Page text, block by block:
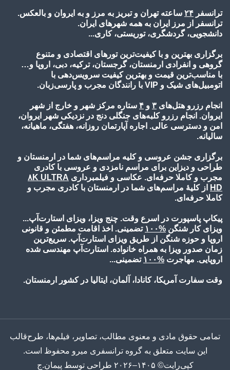
ترانسفر ۲۴ ساعته تهران و تبریز به مرز و به ایروان و بالعکس.
ترانسفر از مرز ایران به همه شهرهای ایران.
دانشجویی، گردشگری، توریستی، کاری...
برگزاری بهترین و با کیفیت‌ترین تورهای اقتصادی و متنوع
گروهی و انفرادی ارمنستان، گرجستان، ترکیه، دبی، اروپا و…
با مناسب‌ترین قیمت و بهترین کیفیت سرویس‌دهی با
اتومبیل‌های شیک و VIP با رانندگان مجرب و پارسی‌زبان.
انجام رزرو هتل‌های ۳ و ۴ ستاره مرکز شهر و خارج از شهر
ایروان. انجام رزرو کلبه‌های جنگلی دنج در نزدیکی شهر ایروان،
امن و دسترسی عالی. اجاره آپارتمان روزانه، هفتگی، ماهیانه،
سالیانه.
برگزاری جشن عروسی و کلیه مراسم‌های شما در ارمنستان و
طراحی و دیزاین برای مراسم نامزدی و عروسی با کادری
مجرب و کاملا حرفه‌ای. عکاسی و فیلمبرداری ۸K ULTRA
HD
از کلیۀ مراسم‌های شما در ارمنستان با کادری مجرب و
کاملا حرفه‌ای.
پیکاپ پاسپورت در اسرع وقت. چنج ویزا، ویزای استارت‌آپ...
ویزای کار شنگن %۱۰۰
تضمینی. اخذ اقامت مطمئن و قانونی
اروپا و حوزه شنگن از طریق ویزای استارت‌آپ. سریع‌ترین
زمان صدور ویزا به همراه خانواده. استارت‌آپ مهندسی شده
اروپایی. مهاجرت %۱۰۰ تضمینی...
وقت سفارت آمریکا، کانادا، آلمان، ایتالیا در کشور ارمنستان.
تمامی حقوق مادی و معنوی مطالب، تصاویر، فیلم‌ها، طرح‌قالب
این سایت متعلق به گروه ترانسفری میرو محفوظ است.
کپی‌رایت© ۱۴۰۵–۲۰۲۶ طراحی توسط پیمان.ج